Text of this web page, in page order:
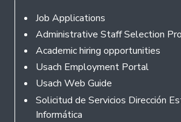
Footer
Job Applications
Administrative Staff Selection
Academic hiring opportunities
Usach Employment Portal
Usach Web Guide
Solicitud de Servicios Dirección
Informática